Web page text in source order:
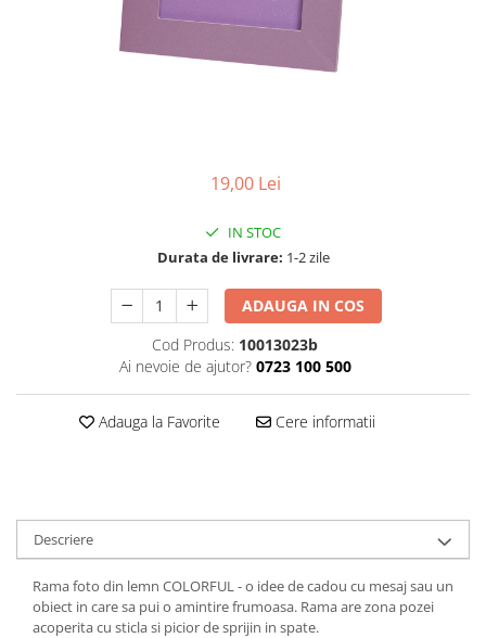
19,00 Lei
IN STOC
Durata de livrare: 1-2 zile
ADAUGA IN COS
Cod Produs: 10013023b
Ai nevoie de ajutor? 0723 100 500
Adauga la Favorite Cere informatii
Descriere
Rama foto din lemn COLORFUL - o idee de cadou cu mesaj sau un
obiect in care sa pui o amintire frumoasa. Rama are zona pozei
acoperita cu sticla si picior de sprijin in spate.